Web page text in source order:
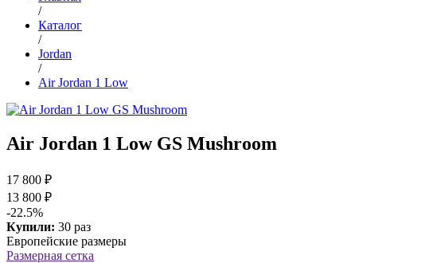
/
Каталог
/
Jordan
/
Air Jordan 1 Low
Air Jordan 1 Low GS Mushroom
17 800 ₽
13 800 ₽
-22.5%
Купили: 30 раз
Европейские размеры
Размерная сетка